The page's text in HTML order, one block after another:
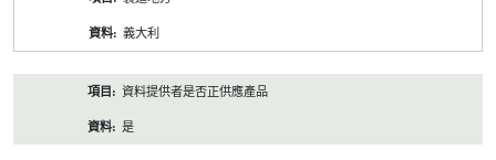
義大利
資料提供者是否正供應產品
是